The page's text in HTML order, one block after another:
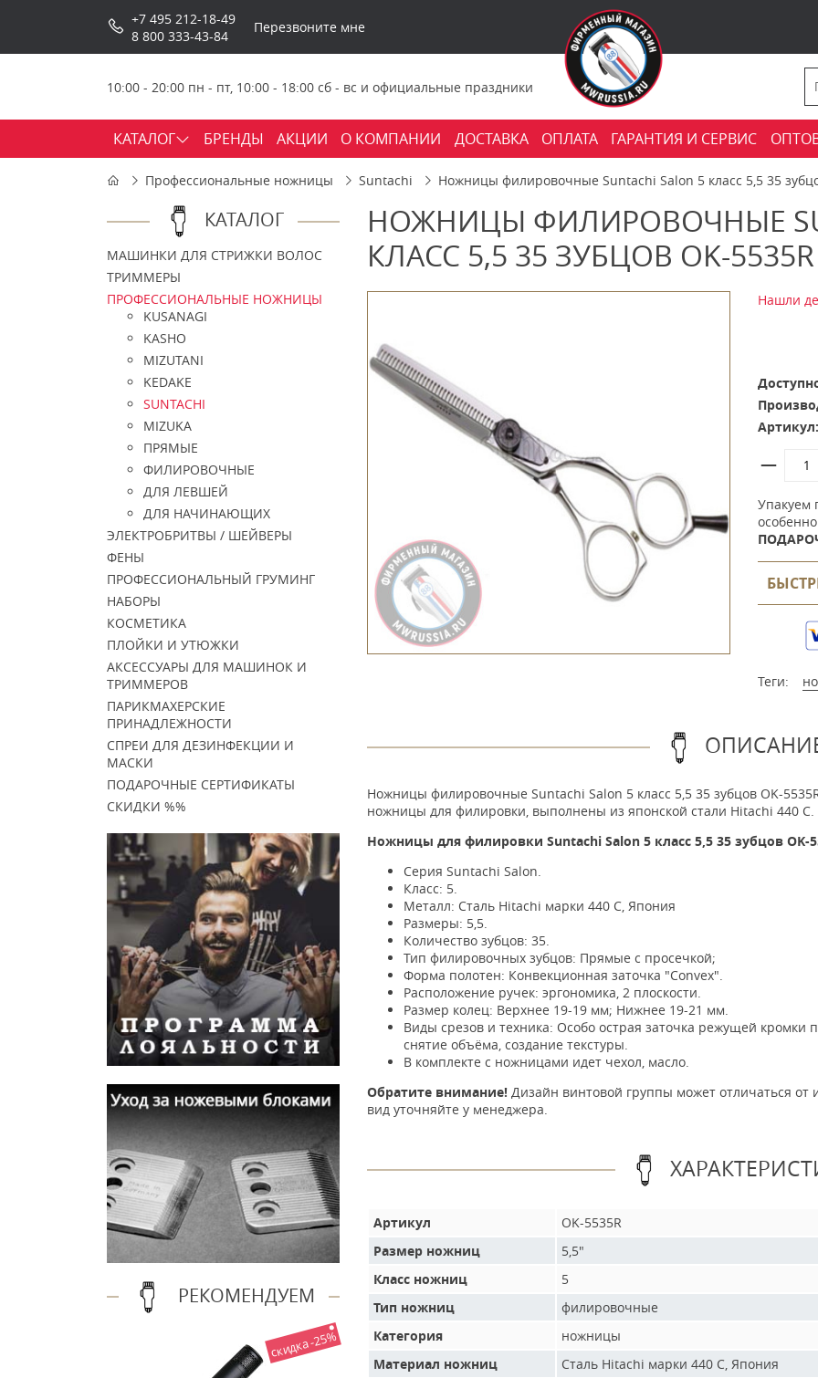
+7 495 212-18-49
8 800 333-43-84
Перезвоните мне
10:00 - 20:00 пн - пт, 10:00 - 18:00 сб - вс и официальные праздники
КАТАЛОГ БРЕНДЫ АКЦИИ О КОМПАНИИ ДОСТАВКА ОПЛАТА ГАРАНТИЯ И СЕРВИС
Профессиональные ножницы Suntachi Ножницы филировочные Suntachi Salon 5 класс 5,5 35
КАТАЛОГ
МАШИНКИ ДЛЯ СТРИЖКИ ВОЛОС
ТРИММЕРЫ
ПРОФЕССИОНАЛЬНЫЕ НОЖНИЦЫ
KUSANAGI
KASHO
MIZUTANI
KEDAKE
SUNTACHI
MIZUKA
ПРЯМЫЕ
ФИЛИРОВОЧНЫЕ
ДЛЯ ЛЕВШЕЙ
ДЛЯ НАЧИНАЮЩИХ
ЭЛЕКТРОБРИТВЫ / ШЕЙВЕРЫ
ФЕНЫ
ПРОФЕССИОНАЛЬНЫЙ ГРУМИНГ
НАБОРЫ
КОСМЕТИКА
ПЛОЙКИ И УТЮЖКИ
АКСЕССУАРЫ ДЛЯ МАШИНОК И
ТРИММЕРОВ
ПАРИКМАХЕРСКИЕ
ПРИНАДЛЕЖНОСТИ
СПРЕИ ДЛЯ ДЕЗИНФЕКЦИИ И
МАСКИ
ПОДАРОЧНЫЕ СЕРТИФИКАТЫ
СКИДКИ %%
РЕКОМЕНДУЕМ
скидка -25%
НОЖНИЦЫ ФИЛИРОВОЧНЫЕ
КЛАСС 5,5 35 ЗУБЦОВ OK-5535R
Нашли
Артикул:
Упакуем
Теги:
Ножницы филировочные Suntachi Salon 5 класс 5,5 35 зубцов OK-
ножницы для филировки, выполнены из японской стали Hitachi 440 C.
Ножницы для филировки Suntachi Salon 5 класс 5,5 35 зубцов OK-
Серия Suntachi Salon.
Класс: 5.
Металл: Сталь Hitachi марки 440 C, Япония
Размеры: 5,5.
Количество зубцов: 35.
Тип филировочных зубцов: Прямые с просечкой;
Форма полотен: Конвекционная заточка "Convex".
Расположение ручек: эргономика, 2 плоскости.
Размер колец: Верхнее 19-19 мм; Нижнее 19-21 мм.
Виды срезов и техника: Особо острая заточка режущей кромки
снятие объёма, создание текстуры.
В комплекте с ножницами идет чехол, масло.
Обратите внимание! Дизайн винтовой группы может отличаться
вид уточняйте у менеджера.
Артикул
OK-5535R
Размер ножниц
5,5"
Класс ножниц
5
Тип ножниц
филировочные
Категория
ножницы
Материал ножниц
Сталь Hitachi марки 440 C, Япония